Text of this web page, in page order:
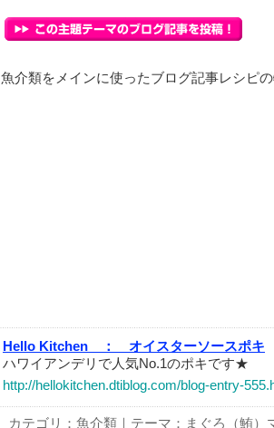
魚介類をメインに使ったブログ記事レシピ
Hello Kitchen ：
オイスターソースポキ
ハワイアンデリで人気No.1のポキです★
http://hellokitchen.dtiblog.com/blog-entry-
カテゴリ： 魚介類 ｜テーマ： まぐろ（鮪）